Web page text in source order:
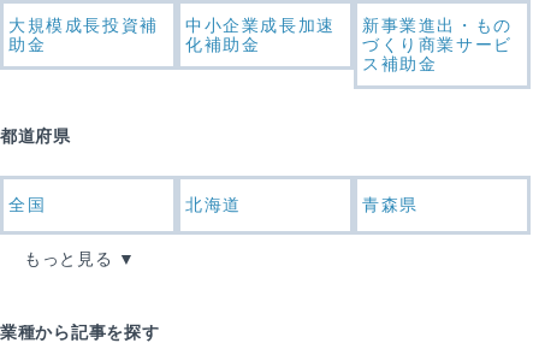
大規模成長投資補
助金
中小企業成長加速
化補助金
新事業進出・もの
づくり商業サービ
ス補助金
都道府県
全国 北海道 青森県
もっと見る
業種から記事を探す